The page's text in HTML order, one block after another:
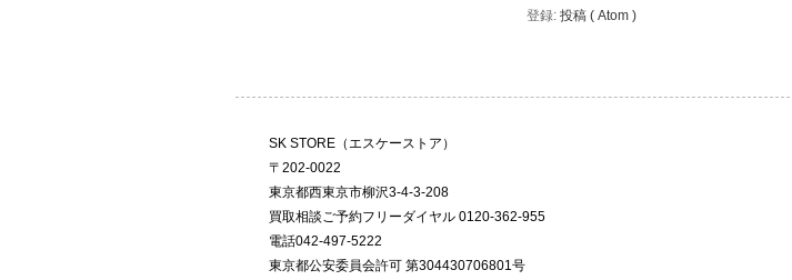
登録: 投稿 ( Atom )
SK STORE（エスケーストア）
〒202-0022
東京都西東京市柳沢3-4-3-208
買取相談ご予約フリーダイヤル 0120-362-955
電話042-497-5222
東京都公安委員会許可 第304430706801号